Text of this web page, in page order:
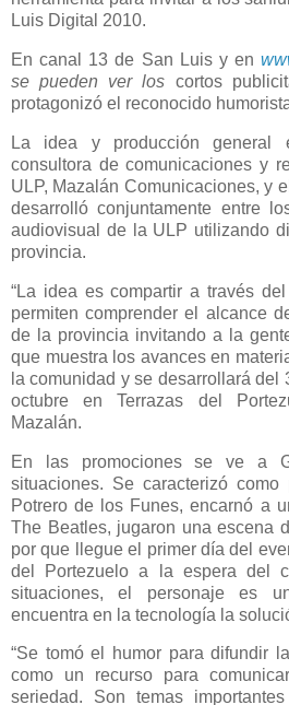
Luis Digital 2010.
En canal 13 de San Luis y en
se pueden ver los cortos
protagonizó el reconocido
La idea y producción
consultora de comunicaciones y
ULP, Mazalán Comunicaciones, y
desarrolló conjuntamente entre
audiovisual de la ULP utilizando
provincia.
“La idea es compartir a través
permiten comprender el alcance
de la provincia invitando a la
que muestra los avances en
la comunidad y se desarrollará del
octubre en Terrazas del
Mazalán.
En las promociones se ve a
situaciones. Se caracterizó
Potrero de los Funes, encarnó a
The Beatles, jugaron una escena
por que llegue el primer día del
del Portezuelo a la espera del
situaciones, el personaje es
encuentra en la tecnología la
“Se tomó el humor para difundir
como un recurso para
seriedad. Son temas